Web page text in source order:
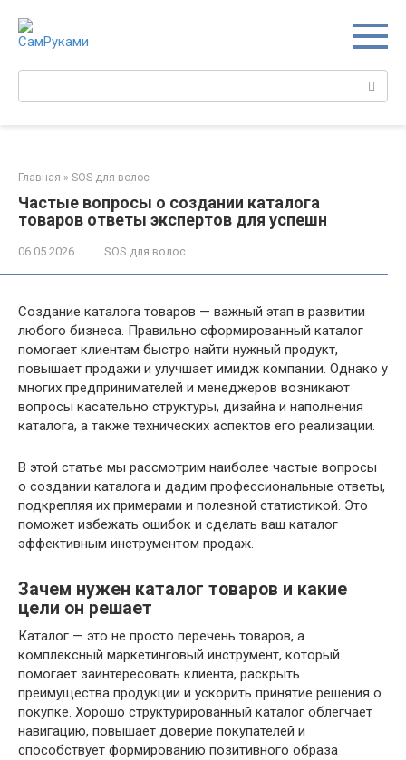
контенту
Главная » SOS для волос
Частые вопросы о создании каталога
товаров ответы экспертов для успешн
06.05.2026 SOS для волос
Создание каталога товаров — важный этап в развитии
любого бизнеса. Правильно сформированный каталог
помогает клиентам быстро найти нужный продукт,
повышает продажи и улучшает имидж компании. Однако у
многих предпринимателей и менеджеров возникают
вопросы касательно структуры, дизайна и наполнения
каталога, а также технических аспектов его реализации.
В этой статье мы рассмотрим наиболее частые вопросы
о создании каталога и дадим профессиональные ответы,
подкрепляя их примерами и полезной статистикой. Это
поможет избежать ошибок и сделать ваш каталог
эффективным инструментом продаж.
Зачем нужен каталог товаров и какие
цели он решает
Каталог — это не просто перечень товаров, а
комплексный маркетинговый инструмент, который
помогает заинтересовать клиента, раскрыть
преимущества продукции и ускорить принятие решения о
покупке. Хорошо структурированный каталог облегчает
навигацию, повышает доверие покупателей и
способствует формированию позитивного образа